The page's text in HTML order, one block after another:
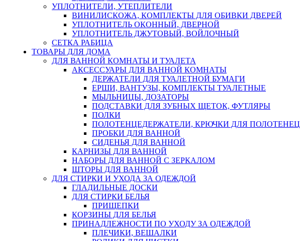
УПЛОТНИТЕЛИ, УТЕПЛИТЕЛИ
ВИНИЛИСКОЖА, КОМПЛЕКТЫ ДЛЯ ОБИВКИ ДВЕРЕЙ
УПЛОТНИТЕЛЬ ОКОННЫЙ, ДВЕРНОЙ
УПЛОТНИТЕЛЬ ДЖУТОВЫЙ, ВОЙЛОЧНЫЙ
СЕТКА РАБИЦА
ТОВАРЫ ДЛЯ ДОМА
ДЛЯ ВАННОЙ КОМНАТЫ И ТУАЛЕТА
АКСЕССУАРЫ ДЛЯ ВАННОЙ КОМНАТЫ
ДЕРЖАТЕЛИ ДЛЯ ТУАЛЕТНОЙ БУМАГИ
ЕРШИ, ВАНТУЗЫ, КОМПЛЕКТЫ ТУАЛЕТНЫЕ
МЫЛЬНИЦЫ, ДОЗАТОРЫ
ПОДСТАВКИ ДЛЯ ЗУБНЫХ ЩЕТОК, ФУТЛЯРЫ
ПОЛКИ
ПОЛОТЕНЦЕДЕРЖАТЕЛИ, КРЮЧКИ ДЛЯ ПОЛОТЕНЕЦ
ПРОБКИ ДЛЯ ВАННОЙ
СИДЕНЬЯ ДЛЯ ВАННОЙ
КАРНИЗЫ ДЛЯ ВАННОЙ
НАБОРЫ ДЛЯ ВАННОЙ С ЗЕРКАЛОМ
ШТОРЫ ДЛЯ ВАННОЙ
ДЛЯ СТИРКИ И УХОДА ЗА ОДЕЖДОЙ
ГЛАДИЛЬНЫЕ ДОСКИ
ДЛЯ СТИРКИ БЕЛЬЯ
ПРИЩЕПКИ
КОРЗИНЫ ДЛЯ БЕЛЬЯ
ПРИНАДЛЕЖНОСТИ ПО УХОДУ ЗА ОДЕЖДОЙ
ПЛЕЧИКИ, ВЕШАЛКИ